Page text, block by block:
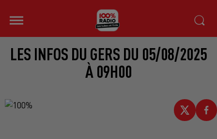
LES INFOS DU GERS DU 05/08/2025
À 09H00